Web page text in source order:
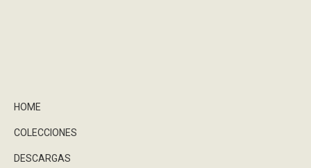
HOME
COLECCIONES
DESCARGAS